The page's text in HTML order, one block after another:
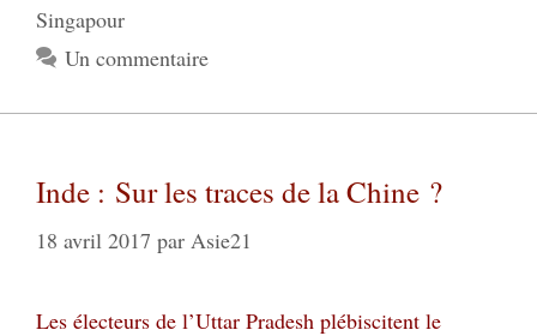
Singapour
Un commentaire
Inde : Sur les traces de la Chine ?
18 avril 2017 par Asie21
Les électeurs de l’Uttar Pradesh plébiscitent le